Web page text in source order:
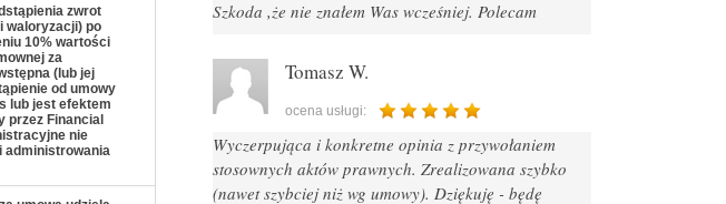
zwrot
waloryzacji) po
10% wartości
za
(lub jej
od umowy
lub jest efektem
przez Financial
nie
administrowania
Szkoda ,że nie znałem Was wcześniej. Polecam
Tomasz W.
ocena usługi:
Wyczerpująca i konkretne opinia z przywołaniem
stosownych aktów prawnych. Zrealizowana szybko
(nawet szybciej niż wg umowy). Dziękuję - będę